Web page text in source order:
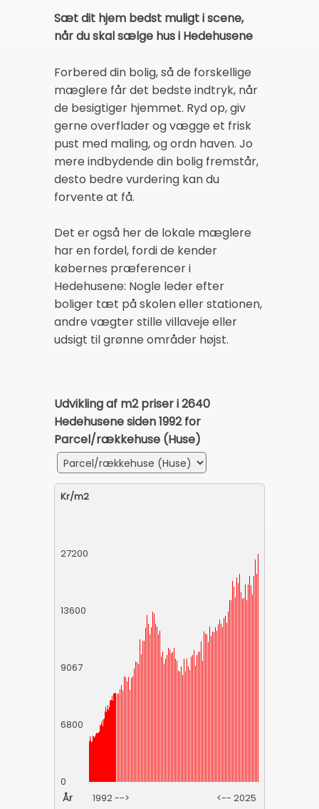
Sæt dit hjem bedst muligt i scene,
når du skal sælge hus i Hedehusene
Forbered din bolig, så de forskellige
mæglere får det bedste indtryk, når
de besigtiger hjemmet. Ryd op, giv
gerne overflader og vægge et frisk
pust med maling, og ordn haven. Jo
mere indbydende din bolig fremstår,
desto bedre vurdering kan du
forvente at få.
Det er også her de lokale mæglere
har en fordel, fordi de kender
købernes præferencer i
Hedehusene: Nogle leder efter
boliger tæt på skolen eller stationen,
andre vægter stille villaveje eller
udsigt til grønne områder højst.
Udvikling af m2 priser i 2640
Hedehusene siden 1992 for
Parcel/rækkehuse (Huse)
Kr/m2
27200
13600
9067
6800
0
År
1992 --> <-- 2025